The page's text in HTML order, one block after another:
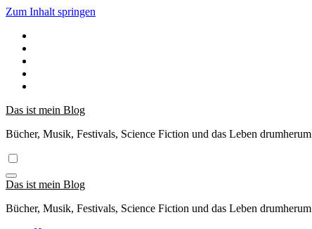
Zum Inhalt springen
Das ist mein Blog
Bücher, Musik, Festivals, Science Fiction und das Leben drumherum
Das ist mein Blog
Bücher, Musik, Festivals, Science Fiction und das Leben drumherum